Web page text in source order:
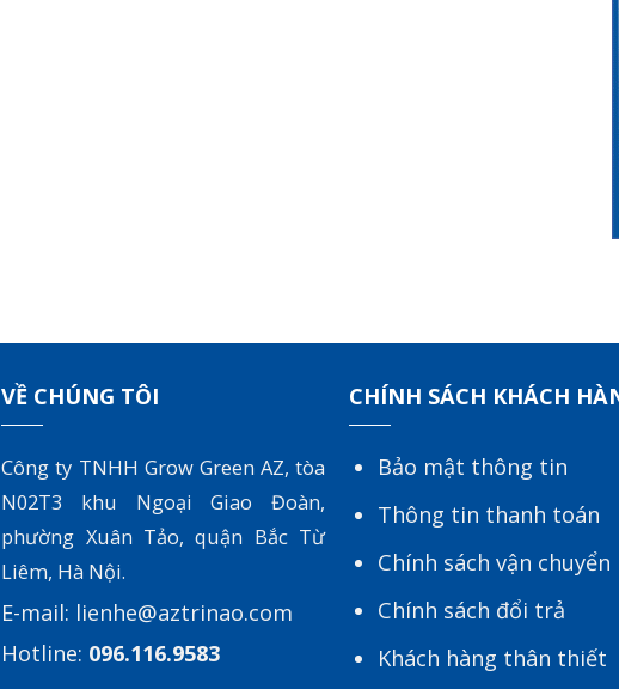
VỀ CHÚNG TÔI
Công ty TNHH Grow Green AZ, tòa
N02T3 khu Ngoại Giao Đoàn,
phường Xuân Tảo, quận Bắc Từ
Liêm, Hà Nội.
E-mail: lienhe@aztrinao.com
Hotline: 096.116.9583
CHÍNH SÁCH KHÁCH
Bảo mật thông tin
Thông tin thanh toán
Chính sách vận chuyển
Chính sách đổi trả
Khách hàng thân thiết